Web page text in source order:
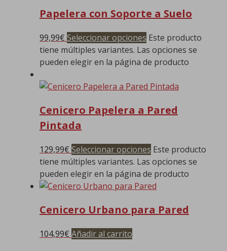
Papelera con Soporte a Suelo
99,99€ Seleccionar opciones Este producto
tiene múltiples variantes. Las opciones se
pueden elegir en la página de producto
Cenicero Papelera a Pared
Pintada
129,99€ Seleccionar opciones Este producto
tiene múltiples variantes. Las opciones se
pueden elegir en la página de producto
Cenicero Urbano para Pared
104,99€ Añadir al carrito